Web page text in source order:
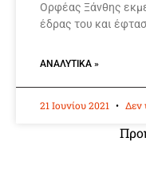
Ορφέας Ξάνθης
έδρας του και
ΑΝΑΛΥΤΙΚΆ »
21 Ιουνίου 2021 Δεν